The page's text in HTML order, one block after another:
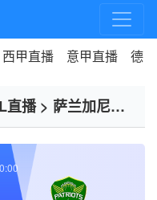
西甲直播 意甲直播 德
直播> 萨兰加尼省